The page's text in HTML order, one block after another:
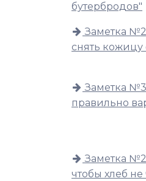
бутербродов"
Заметка
снять
Заметка
правильно
Заметка
чтобы хлеб не